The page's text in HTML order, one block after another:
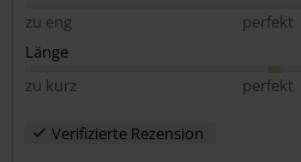
zu eng
perfekt
Länge
zu kurz
perfekt
Verifizierte Rezension